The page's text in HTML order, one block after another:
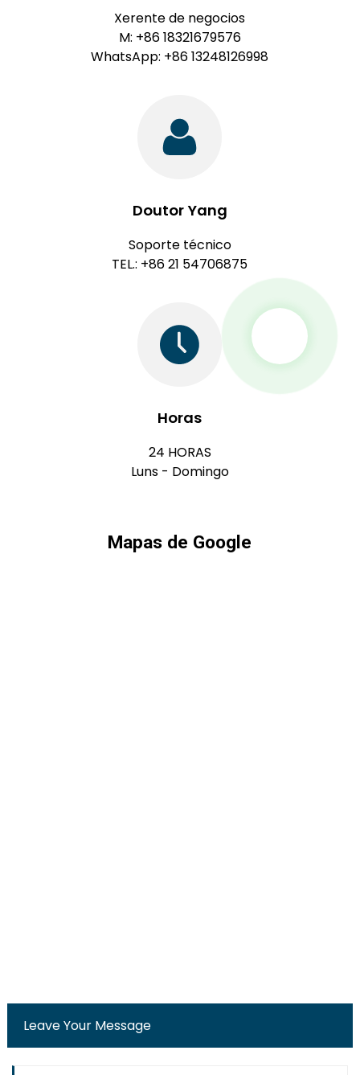
Xerente de negocios
M: +86 18321679576
WhatsApp: +86 13248126998
Doutor Yang
Soporte técnico
TEL.: +86 21 54706875
Horas
24 HORAS
Luns - Domingo
Mapas de Google
Leave Your Message